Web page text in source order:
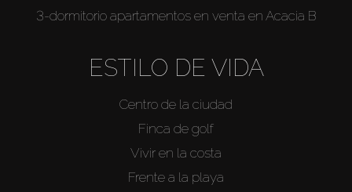
3-dormitorio apartamentos en venta en Acacia B
ESTILO DE VIDA
Centro de la ciudad
Finca de golf
Vivir en la costa
Frente a la playa